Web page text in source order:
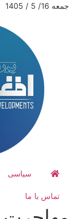
جمعه 16/ 5 / 1405
سیاسی
تماس با ما